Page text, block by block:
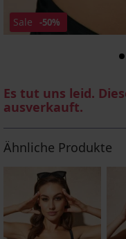
Sale -50%
Es tut uns leid.
ausverkauft.
Ähnliche Produkte